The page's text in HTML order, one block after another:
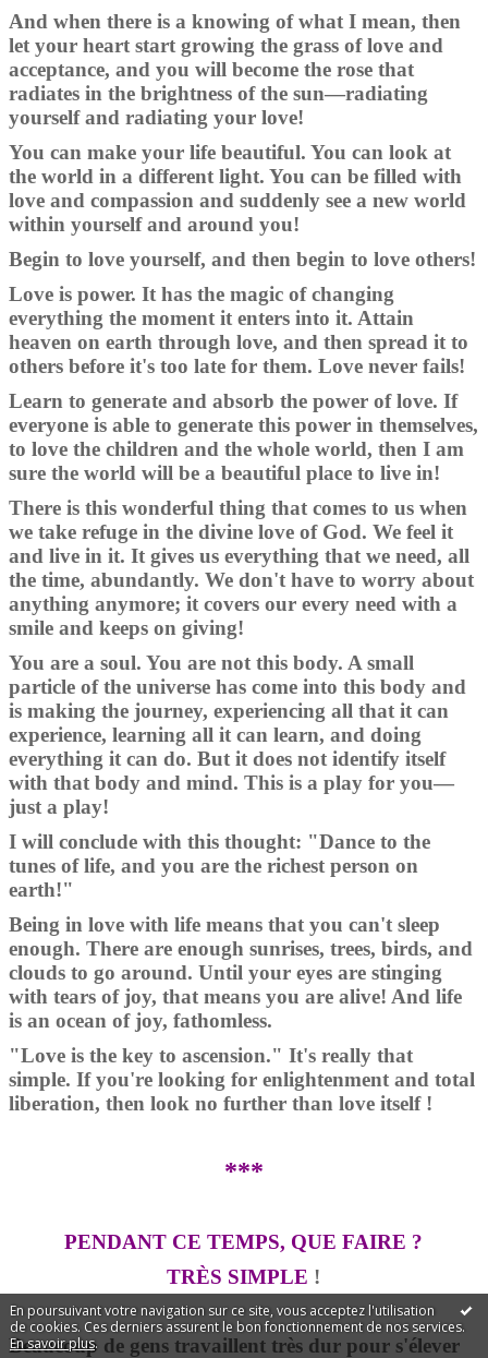
En poursuivant votre navigation sur ce site, vous acceptez l'utilisation
de cookies. Ces derniers assurent le bon fonctionnement de nos services.
En savoir plus.
And when there is a knowing of what I mean, then
let your heart start growing the grass of love and
acceptance, and you will become the rose that
radiates in the brightness of the sun—radiating
yourself and radiating your love!
You can make your life beautiful. You can look at
the world in a different light. You can be filled with
love and compassion and suddenly see a new world
within yourself and around you!
Begin to love yourself, and then begin to love others!
Love is power. It has the magic of changing
everything the moment it enters into it. Attain
heaven on earth through love, and then spread it to
others before it's too late for them. Love never fails!
Learn to generate and absorb the power of love. If
everyone is able to generate this power in themselves,
to love the children and the whole world, then I am
sure the world will be a beautiful place to live in!
There is this wonderful thing that comes to us when
we take refuge in the divine love of God. We feel it
and live in it. It gives us everything that we need, all
the time, abundantly. We don't have to worry about
anything anymore; it covers our every need with a
smile and keeps on giving!
You are a soul. You are not this body. A small
particle of the universe has come into this body and
is making the journey, experiencing all that it can
experience, learning all it can learn, and doing
everything it can do. But it does not identify itself
with that body and mind. This is a play for you—
just a play!
I will conclude with this thought: "Dance to the
tunes of life, and you are the richest person on
earth!"
Being in love with life means that you can't sleep
enough. There are enough sunrises, trees, birds, and
clouds to go around. Until your eyes are stinging
with tears of joy, that means you are alive! And life
is an ocean of joy, fathomless.
"Love is the key to ascension." It's really that
simple. If you're looking for enlightenment and total
liberation, then look no further than love itself !
***
PENDANT CE TEMPS, QUE FAIRE ?
TRÈS SIMPLE !
Beaucoup de gens travaillent très dur pour s'élever